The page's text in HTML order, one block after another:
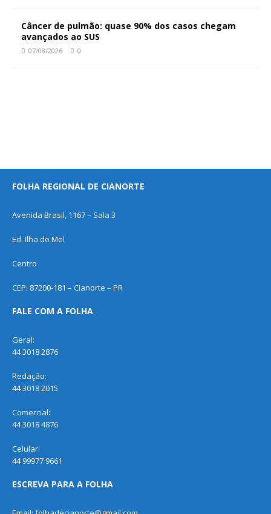
Câncer de pulmão: quase 90% dos casos chegam
avançados ao SUS
07/08/2026 0
FOLHA REGIONAL DE CIANORTE
Avenida Brasil, 1167 – Sala 3
Ed. Ilha do Mel
Centro
CEP: 87200-181 – Cianorte – PR
FALE COM A FOLHA
Geral:
44 3018 2876
Redação:
44 3018 2015
Comercial:
44 3018 4876
Celular:
44 99977 9661
ESCREVA PARA A FOLHA